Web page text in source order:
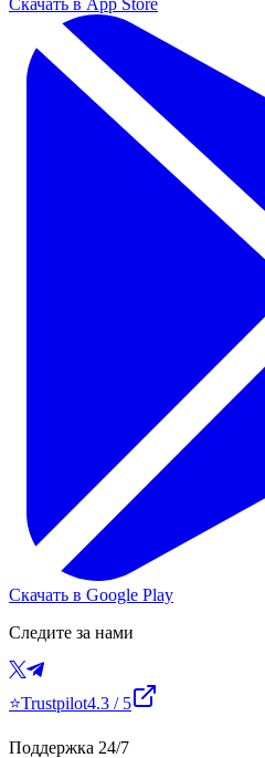
Скачать в Google Play
Следите за нами
⭐Trustpilot4.3 / 5
Поддержка 24/7